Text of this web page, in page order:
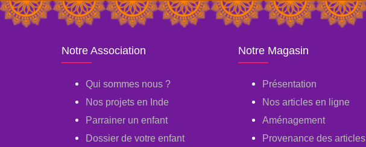
Notre Association
Qui sommes nous ?
Nos projets en Inde
Parrainer un enfant
Dossier de votre enfant
Notre Magasin
Présentation
Nos articles en ligne
Aménagement
Provenance des articles